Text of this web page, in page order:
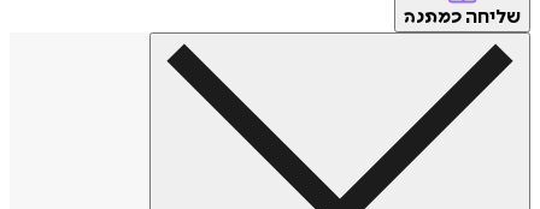
שליחה כמתנה